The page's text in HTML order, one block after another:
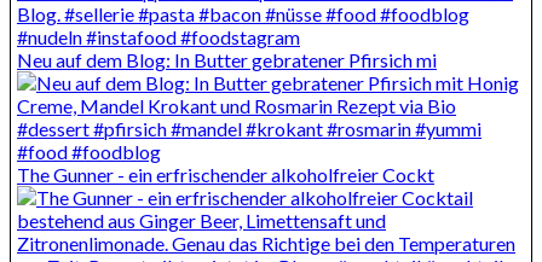
Neu auf dem Blog: In Butter gebratener Pfirsich mi
The Gunner - ein erfrischender alkoholfreier Cockt